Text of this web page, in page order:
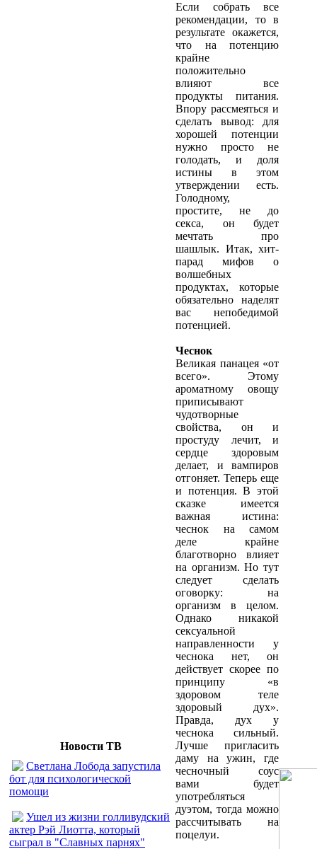
Новости ТВ
Светлана Лобода запустила
бот для психологической
помощи
Ушел из жизни голливудский
актер Рэй Лиотта, который
сыграл в "Славных парнях"
Если собрать все
рекомендации, то в
результате окажется,
что на потенцию
крайне
положительно
влияют все
продукты питания.
Впору рассмеяться и
сделать вывод: для
хорошей потенции
нужно просто не
голодать, и доля
истины в этом
утверждении есть.
Голодному,
простите, не до
секса, он будет
мечтать про
шашлык. Итак, хит-
парад мифов о
волшебных
продуктах, которые
обязательно наделят
вас непобедимой
потенцией.
Чеснок
Великая панацея «от
всего». Этому
ароматному овощу
приписывают
чудотворные
свойства, он и
простуду лечит, и
сердце здоровым
делает, и вампиров
отгоняет. Теперь еще
и потенция. В этой
сказке имеется
важная истина:
чеснок на самом
деле крайне
благотворно влияет
на организм. Но тут
следует сделать
оговорку: на
организм в целом.
Однако никакой
сексуальной
направленности у
чеснока нет, он
действует скорее по
принципу «в
здоровом теле
здоровый дух».
Правда, дух у
чеснока сильный.
Лучше пригласить
даму на ужин, где
чесночный соус
вами будет
употребляться
дуэтом, тогда можно
рассчитывать на
поцелуи.